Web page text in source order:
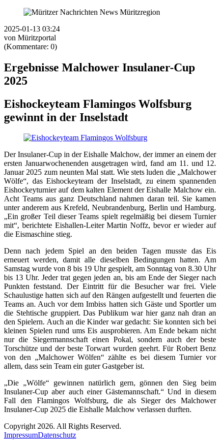
2025-01-13 03:24
von Müritzportal
(Kommentare: 0)
Ergebnisse Malchower Insulaner-Cup
2025
Eishockeyteam Flamingos Wolfsburg
gewinnt in der Inselstadt
Der Insulaner-Cup in der Eishalle Malchow, der immer an einem der
ersten Januarwochenenden ausgetragen wird, fand am 11. und 12.
Januar 2025 zum neunten Mal statt. Wie stets luden die „Malchower
Wölfe“, das Eishockeyteam der Inselstadt, zu einem spannenden
Eishockeyturnier auf dem kalten Element der Eishalle Malchow ein.
Acht Teams aus ganz Deutschland nahmen daran teil. Sie kamen
unter anderem aus Krefeld, Neubrandenburg, Berlin und Hamburg.
„Ein großer Teil dieser Teams spielt regelmäßig bei diesem Turnier
mit“, berichtete Eishallen-Leiter Martin Noffz, bevor er wieder auf
die Eismaschine stieg.
Denn nach jedem Spiel an den beiden Tagen musste das Eis
erneuert werden, damit alle dieselben Bedingungen hatten. Am
Samstag wurde von 8 bis 19 Uhr gespielt, am Sonntag von 8.30 Uhr
bis 13 Uhr. Jeder trat gegen jeden an, bis am Ende der Sieger nach
Punkten feststand. Der Eintritt für die Besucher war frei. Viele
Schaulustige hatten sich auf den Rängen aufgestellt und feuerten die
Teams an. Auch vor dem Imbiss hatten sich Gäste und Sportler um
die Stehtische gruppiert. Das Publikum war hier ganz nah dran an
den Spielern. Auch an die Kinder war gedacht: Sie konnten sich bei
kleinen Spielen rund ums Eis ausprobieren. Am Ende bekam nicht
nur die Siegermannschaft einen Pokal, sondern auch der beste
Torschütze und der beste Torwart wurden geehrt. Für Robert Benz
von den „Malchower Wölfen“ zählte es bei diesem Turnier vor
allem, dass sein Team ein guter Gastgeber ist.
„Die „Wölfe“ gewinnen natürlich gern, gönnen den Sieg beim
Insulaner-Cup aber auch einer Gästemannschaft.“ Und in diesem
Fall den Flamingos Wolfsburg, die als Sieger des Malchower
Insulaner-Cup 2025 die Eishalle Malchow verlassen durften.
Copyright 2026. All Rights Reserved.
ImpressumDatenschutz